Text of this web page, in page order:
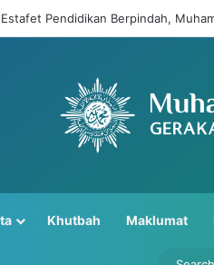
Pendidikan Berpindah,
Khutbah Maklumat